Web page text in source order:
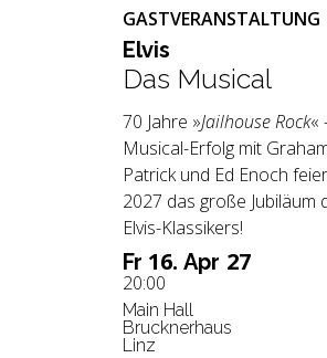
Fr 16. Apr 27
20:00
Main Hall
Brucknerhaus
Linz
GASTVERANSTALTUNG
Elvis
Das Musical
70 Jahre »Jailhouse Rock«
Musical-Erfolg mit
Patrick und Ed Enoch
2027 das große Jubiläum
Elvis-Klassikers!